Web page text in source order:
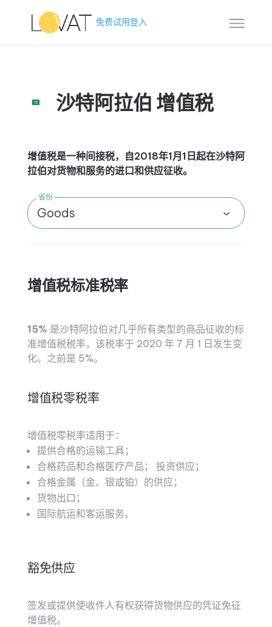
免费试用登入
沙特阿拉伯 增值税
增值税是一种间接税，自2018年1月1日起在沙特阿
拉伯对货物和服务的进口和供应征收。
省份
Goods
增值税标准税率
15% 是沙特阿拉伯对几乎所有类型的商品征收的标
准增值税税率，该税率于 2020 年 7 月 1 日发生变
化。之前是 5%。
增值税零税率
增值税零税率适用于：
提供合格的运输工具；
合格药品和合格医疗产品； 投资供应；
合格金属（金、银或铂）的供应；
货物出口；
国际航运和客运服务。
豁免供应
签发或提供使收件人有权获得货物供应的凭证免征
增值税。